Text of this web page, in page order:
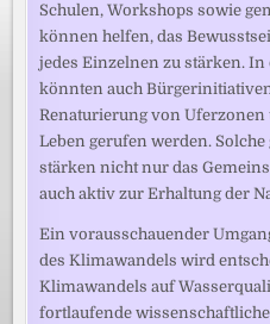
Schulen, Workshops sowie
können helfen, das
jedes Einzelnen zu stärken.
könnten auch
Renaturierung von
Leben gerufen werden.
stärken nicht nur das
auch aktiv zur Erhaltung der
Ein vorausschauender
des Klimawandels wird
Klimawandels auf
fortlaufende